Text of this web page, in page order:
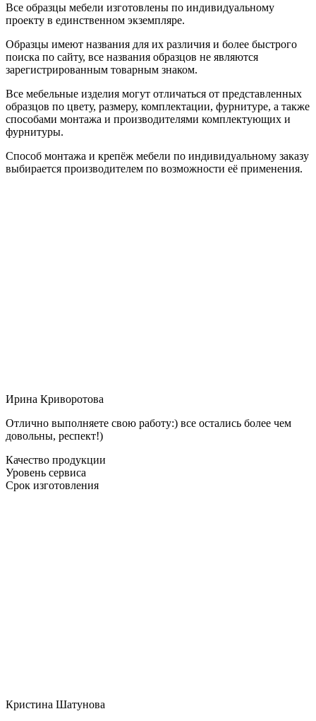
Все образцы мебели изготовлены по индивидуальному
проекту в единственном экземпляре.
Образцы имеют названия для их различия и более быстрого
поиска по сайту, все названия образцов не являются
зарегистрированным товарным знаком.
Все мебельные изделия могут отличаться от представленных
образцов по цвету, размеру, комплектации, фурнитуре, а также
способами монтажа и производителями комплектующих и
фурнитуры.
Способ монтажа и крепёж мебели по индивидуальному заказу
выбирается производителем по возможности её применения.
Ирина Криворотова
Отлично выполняете свою работу:) все остались более чем
довольны, респект!)
Качество продукции
Уровень сервиса
Срок изготовления
Кристина Шатунова